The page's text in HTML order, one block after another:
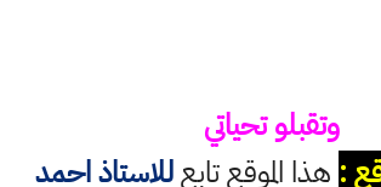
وتقبلو تحياتي
: هذا الموقع تابعللاستاذ احمد